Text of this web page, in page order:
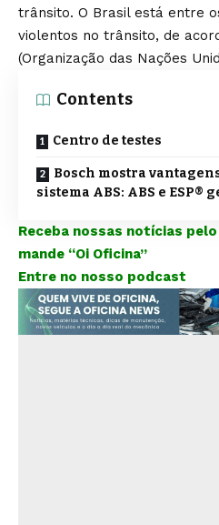
trânsito. O Brasil está entre
violentos no trânsito, de
(Organização das Nações
Contents
Centro de testes
Bosch mostra
sistema ABS: ABS e ESP®
Receba nossas notícias
mande “Oi Oficina”
Entre no nosso podcast